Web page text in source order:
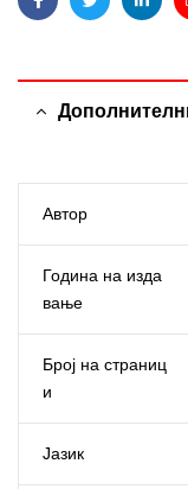
FacebookTwitter
Автор
Година на изда
вање
Број на страниц
и
Јазик